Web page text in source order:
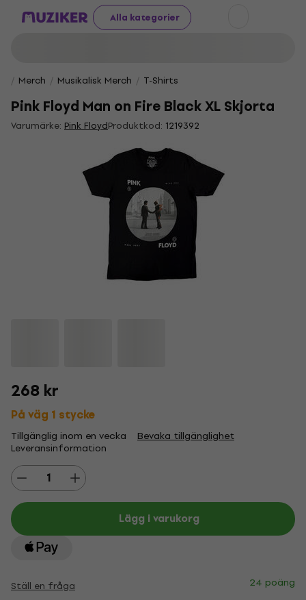
Alla kategorier
Merch Musikalisk Merch T-Shirts
Pink Floyd Man on Fire Black XL Skjorta
Varumärke: Pink FloydProduktkod: 1219392
268 kr
På väg 1 stycke
Tillgänglig inom en vecka Bevaka tillgänglighet
Leveransinformation
Lägg i varukorg
Ställ en fråga 24 poäng